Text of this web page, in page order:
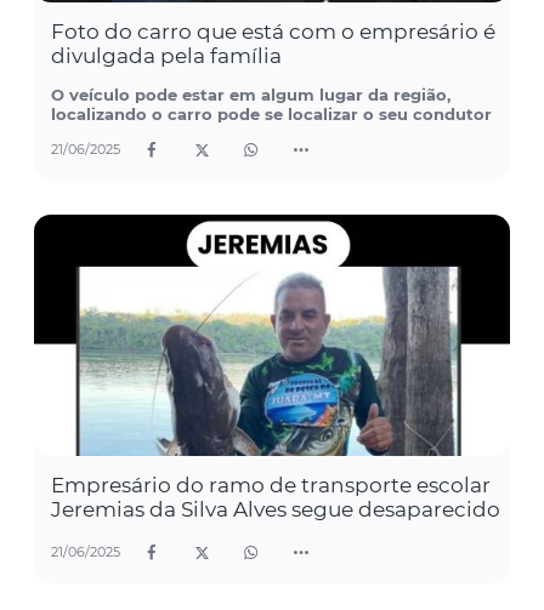
Foto do carro que está com o empresário é
divulgada pela família
O veículo pode estar em algum lugar da região,
localizando o carro pode se localizar o seu condutor
21/06/2025
Empresário do ramo de transporte escolar
Jeremias da Silva Alves segue desaparecido
21/06/2025